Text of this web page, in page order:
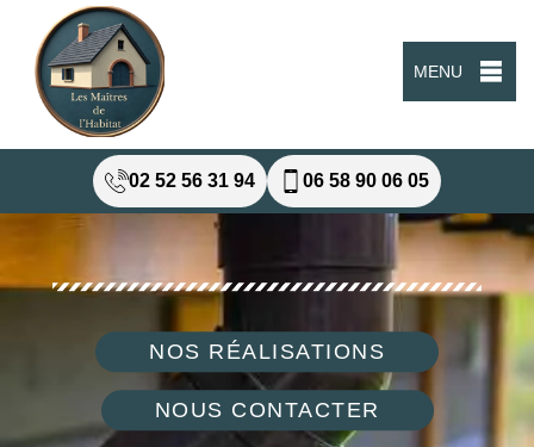
MENU
02 52 56 31 94 06 58 90 06 05
NOS RÉALISATIONS
NOUS CONTACTER